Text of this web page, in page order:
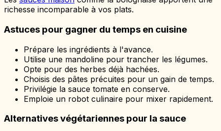
richesse incomparable à vos plats.
Astuces pour gagner du temps en cuisine
Prépare les ingrédients à l'avance.
Utilise une mandoline pour trancher les légumes.
Opte pour des herbes déjà hachées.
Choisis des pâtes précuites pour un gain de temps.
Privilégie la sauce tomate en conserve.
Emploie un robot culinaire pour mixer rapidement.
Alternatives végétariennes pour la sauce